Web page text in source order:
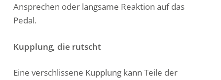
Ansprechen oder langsame Reaktion auf das
Pedal.
Kupplung, die rutscht
Eine verschlissene Kupplung kann Teile der